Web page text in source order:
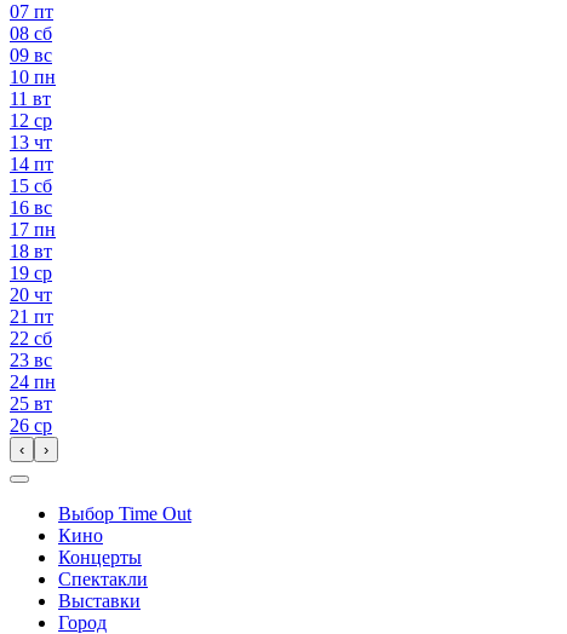
07 пт
08 сб
09 вс
10 пн
11 вт
12 ср
13 чт
14 пт
15 сб
16 вс
17 пн
18 вт
19 ср
20 чт
21 пт
22 сб
23 вс
24 пн
25 вт
26 ср
‹ ›
Выбор Time Out
Кино
Концерты
Спектакли
Выставки
Город